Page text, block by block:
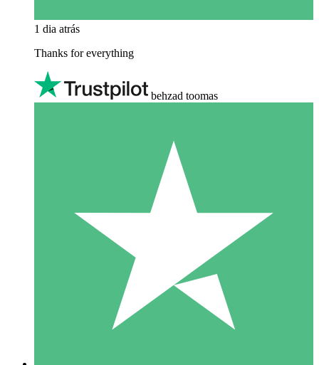
1 dia atrás
Thanks for everything
behzad toomas